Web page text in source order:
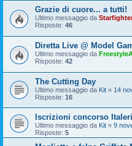
Grazie di cuore... a tutti!
Ultimo messaggio da
Risposte: 46
Diretta Live @ Model
Ultimo messaggio da
Risposte: 42
The Cutting Day
Ultimo messaggio da Kit « 14
Risposte: 16
Iscrizioni concorso Italeri
Ultimo messaggio da Kit « 9
Risposte: 5